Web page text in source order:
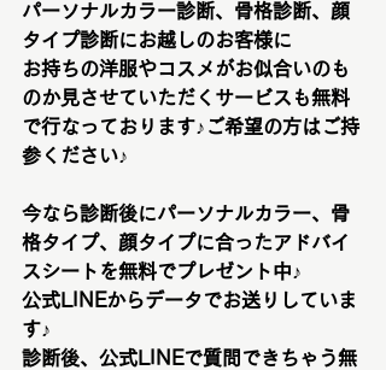
パーソナルカラー診断、骨格診断、顔
タイプ診断にお越しのお客様に
お持ちの洋服やコスメがお似合いのも
のか見させていただくサービスも無料
で行なっております♪ご希望の方はご持
参ください♪
今なら診断後にパーソナルカラー、骨
格タイプ、顔タイプに合ったアドバイ
スシートを無料でプレゼント中♪
公式LINEからデータでお送りしていま
す♪
診断後、公式LINEで質問できちゃう無